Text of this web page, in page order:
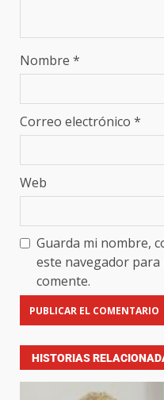
Nombre *
Correo electrónico *
Web
Guarda mi nombre,
este navegador para
comente.
HISTORIAS